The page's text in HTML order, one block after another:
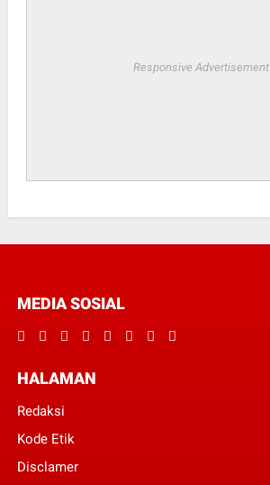
Responsive Advertisement
MEDIA SOSIAL
HALAMAN
Redaksi
Kode Etik
Disclamer